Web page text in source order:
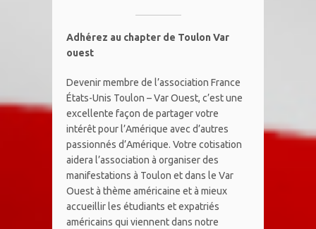
Adhérez au chapter de Toulon Var
ouest
Devenir membre de l’association France
États-Unis Toulon – Var Ouest, c’est une
excellente façon de partager votre
intérêt pour l’Amérique avec d’autres
passionnés d’Amérique. Votre cotisation
aidera l’association à organiser des
manifestations à Toulon et dans le Var
Ouest à thème américaine et à mieux
accueillir les étudiants et expatriés
américains qui viennent dans notre